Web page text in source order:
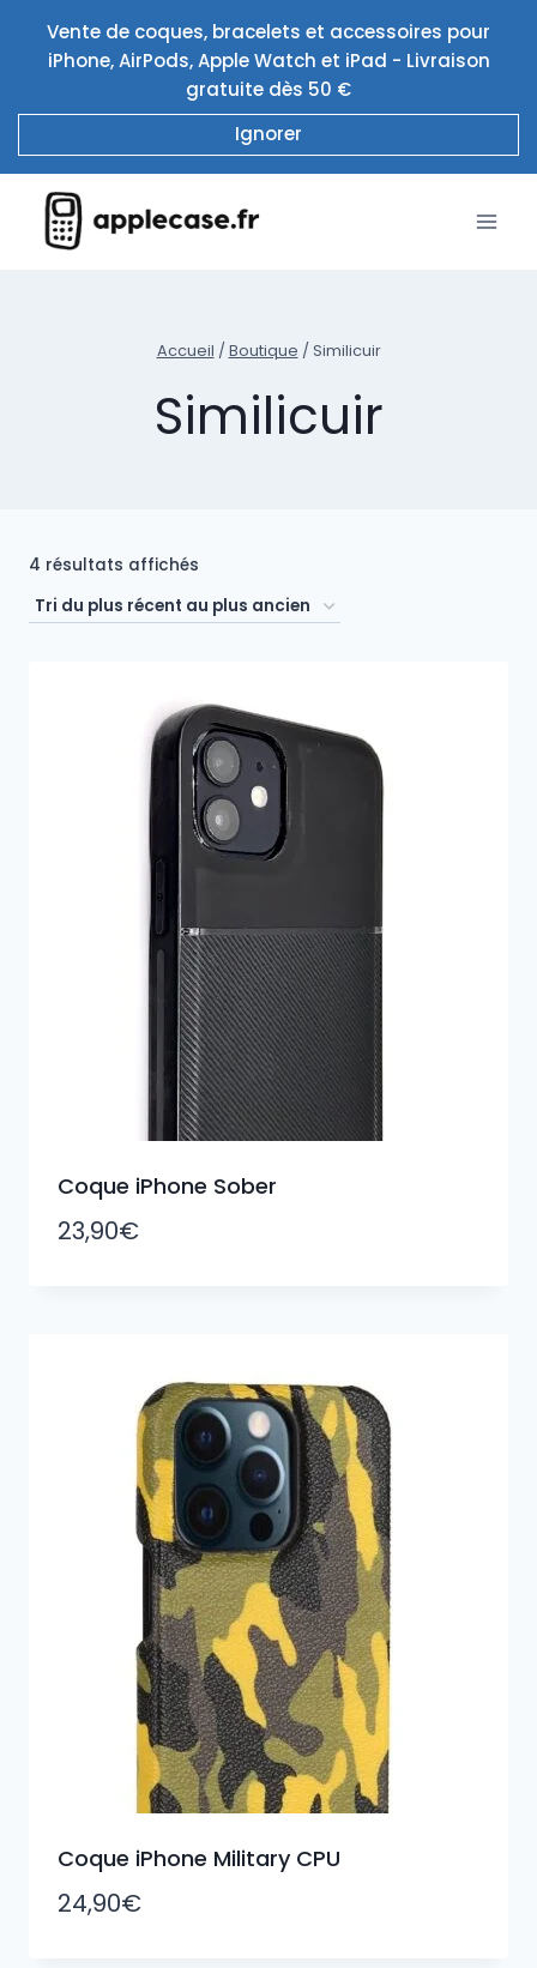
contenu
Vente de coques, bracelets et accessoires pour
iPhone, AirPods, Apple Watch et iPad - Livraison
gratuite dès 50 €
Ignorer
Accueil / Boutique / Similicuir
Similicuir
4 résultats affichés
du
au
plus
ancien
Coque iPhone Sober
23,90€
Coque iPhone Military CPU
24,90€